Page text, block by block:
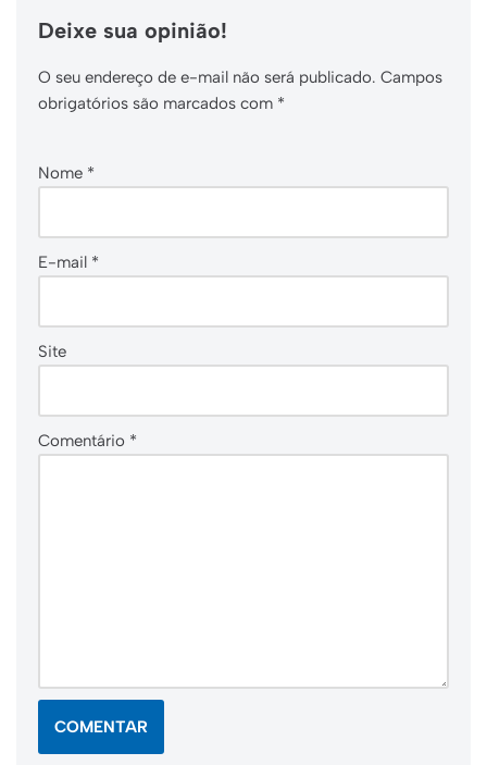
Deixe sua opinião!
O seu endereço de e-mail não será publicado. Campos
obrigatórios são marcados com *
Nome *
E-mail *
Site
Comentário *